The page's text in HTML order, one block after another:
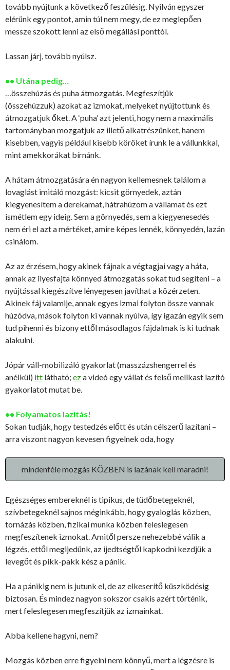
tovább nyújtunk a következő feszülésig. Nyilván egyszer
elérünk egy pontot, amin túl nem megy, de ez meglepően
messze szokott lenni az első megállási ponttól.
Lassan járj, tovább nyúlsz.
•• Utána pedig…
…összehúzás és puha átmozgatás. Megfeszítjük
(összehúzzuk) azokat az izmokat, melyeket nyújtottunk és
átmozgatjuk őket. A ‘puha’ azt jelenti, hogy nem a maximális
tartományban mozgatjuk az illető alkatrészünket, hanem
kisebben, vagyis például kisebb köröket írunk le a vállunkkal,
mint amekkorákat bírnánk.
A hátam átmozgatására én nagyon kellemesnek találom a
lovaglást imitáló mozgást: kicsit görnyedek, aztán
kiegyenesítem a derekamat, hátrahúzom a vállamat és ezt
ismétlem egy ideig. Sem a görnyedés, sem a kiegyenesedés
nem éri el azt a mértéket, amire képes lennék, könnyedén, lazán
csinálom.
Az az érzésem, hogy akinek fájnak a végtagjai vagy a háta,
annak az ilyesfajta könnyed átmozgatás sokat tud segíteni – a
nyújtással kiegészítve lényegesen javíthat a közérzeten.
Akinek fáj valamije, annak egyes izmai folyton össze vannak
húzódva, mások folyton ki vannak nyúlva, így igazán egyik sem
tud pihenni és bizony ettől másodlagos fájdalmak is ki tudnak
alakulni.
Jópár váll-mobilizáló gyakorlat (masszázshengerrel és
anélkül) itt látható; eza videó egy vállat és felső mellkast lazító
gyakorlatot mutat be.
•• Folyamatos lazítás!
Sokan tudják, hogy testedzés előtt és után célszerű lazítani –
arra viszont nagyon kevesen figyelnek oda, hogy
mindenféle mozgás KÖZBEN is lazának kell maradni!
Egészséges embereknél is tipikus, de tüdőbetegeknél,
szívbetegeknél sajnos méginkább, hogy gyaloglás közben,
tornázás közben, fizikai munka közben feleslegesen
megfeszítenek izmokat. Amitől persze nehezebbé válik a
légzés, ettől megijedünk, az ijedtségtől kapkodni kezdjük a
levegőt és pikk-pakk kész a pánik.
Ha a pánikig nem is jutunk el, de az elkeserítő küszködésig
biztosan. És mindez nagyon sokszor csakis azért történik,
mert feleslegesen megfeszítjük az izmainkat.
Abba kellene hagyni, nem?
Mozgás közben erre figyelni nem könnyű, mert a légzésre is